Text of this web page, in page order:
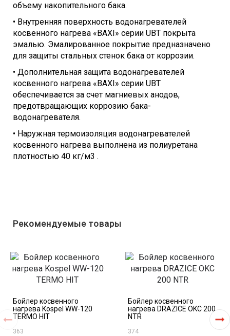
объему накопительного бака.
• Внутренняя поверхность водонагревателей
косвенного нагрева «BAXI» серии UBT покрыта
эмалью. Эмалированное покрытие предназначено
для защиты стальных стенок бака от коррозии.
• Дополнительная защита водонагревателей
косвенного нагрева «BAXI» серии UBT
обеспечивается за счет магниевых анодов,
предотвращающих коррозию бака-
водонагревателя.
• Наружная термоизоляция водонагревателей
косвенного нагрева выполнена из полиуретана
плотностью 40 кг/м3 .
Рекомендуемые товары
Бойлер косвенного
нагрева Kospel WW-120
TERMO HIT
363
Бойлер косвенного
нагрева DRAZICE OKC 200
NTR
374